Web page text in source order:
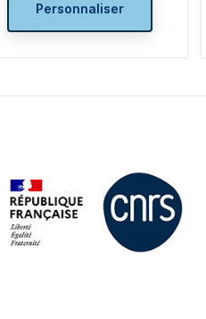
Personnaliser